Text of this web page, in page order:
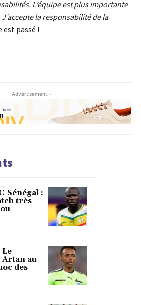
L’équipe est plus importante
la responsabilité de la
est passé !
- Advertisement -
Sénégal :
très
Le
Artan au
des